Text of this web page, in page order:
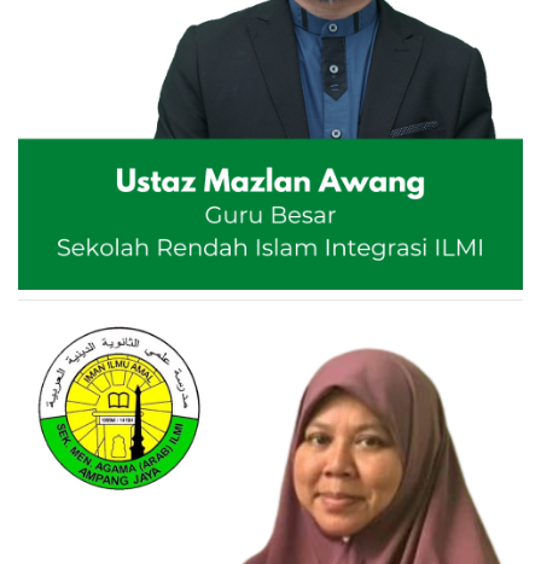
𝑹𝒆𝒇𝒆𝒓𝒆𝒏𝒄𝒆: IHTIFAL SRII
🔗𝒉𝒕𝒕𝒑𝒔://𝒕𝒐𝒚𝒚𝒊𝒃𝒑𝒂𝒚.𝒄𝒐𝒎/𝑰𝑯𝑻𝑰𝑭𝑨𝑳-𝑰𝑳𝑴𝑰-2025
💚✨ 𝑇𝑒𝑟𝑖𝑚𝑎 𝑘𝑎𝑠𝑖ℎ 𝑘𝑒𝑟𝑎𝑛𝑎 𝑚𝑒𝑚𝑖𝑙𝑖ℎ 𝑢𝑛𝑡𝑢𝑘 𝑚𝑒𝑚𝑏𝑎ℎ𝑎𝑔𝑖𝑎𝑘𝑎𝑛 𝑎𝑛
𝑎𝑘-𝑎𝑛𝑎𝑘 𝐼𝐿𝑀𝐼. 𝑆𝑒𝑚𝑜𝑔𝑎 𝑠𝑒𝑔𝑎𝑙𝑎 𝑘𝑒𝑏𝑎𝑖𝑘𝑎𝑛 𝑏𝑒𝑟𝑏𝑎𝑙𝑖𝑘 𝑘𝑒𝑝𝑎𝑑𝑎 𝑑𝑖𝑟𝑖
𝑎𝑛𝑑𝑎 𝑗𝑢𝑎.🤲🏻
📞 𝐒𝐞𝐛𝐚𝐫𝐚𝐧𝐠 𝐩𝐞𝐫𝐭𝐚𝐧𝐲𝐚𝐚𝐧 𝐛𝐨𝐥𝐞𝐡 𝐡𝐮𝐛𝐮𝐧𝐠𝐢 𝐔𝐬𝐭𝐚𝐳𝐚𝐡 𝐓𝐡𝐨𝐡𝐢𝐫𝐚
𝐡 Https://wa.me/+60125083632
جزاكم الله خير الجزاء🎓
𝑼𝒏𝒊𝒕 𝑻𝒂𝒋𝒂𝒂𝒏 𝑰𝒉𝒕𝒊𝒇𝒂𝒍